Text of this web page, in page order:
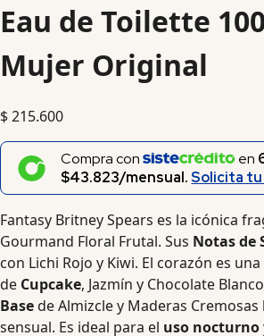
Eau de Toilette
Mujer Original
$215.600
Compra con en
$43.823/mensual.Solicita tu
Fantasy Britney Spears es la icónica
Gourmand Floral Frutal. Sus Notas de
con Lichi Rojo y Kiwi. El corazón es
de Cupcake, Jazmín y Chocolate
Basede Almizcle y Maderas
sensual. Es ideal para el uso nocturno